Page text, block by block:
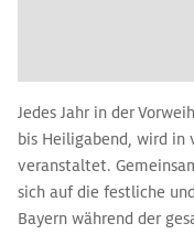
Jedes Jahr in der
bis Heiligabend, wird
veranstaltet.
sich auf die festliche
Bayern während der